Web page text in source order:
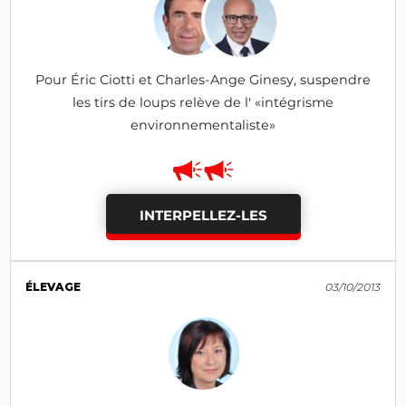
Pour Éric Ciotti et Charles-Ange Ginesy, suspendre
les tirs de loups relève de l' «intégrisme
environnementaliste»
INTERPELLEZ-LES
ÉLEVAGE 03/10/2013